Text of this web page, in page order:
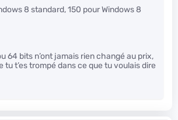
8 standard, 150 pour Windows 8
64 bits n’ont jamais rien changé au prix,
tu t’es trompé dans ce que tu voulais dire